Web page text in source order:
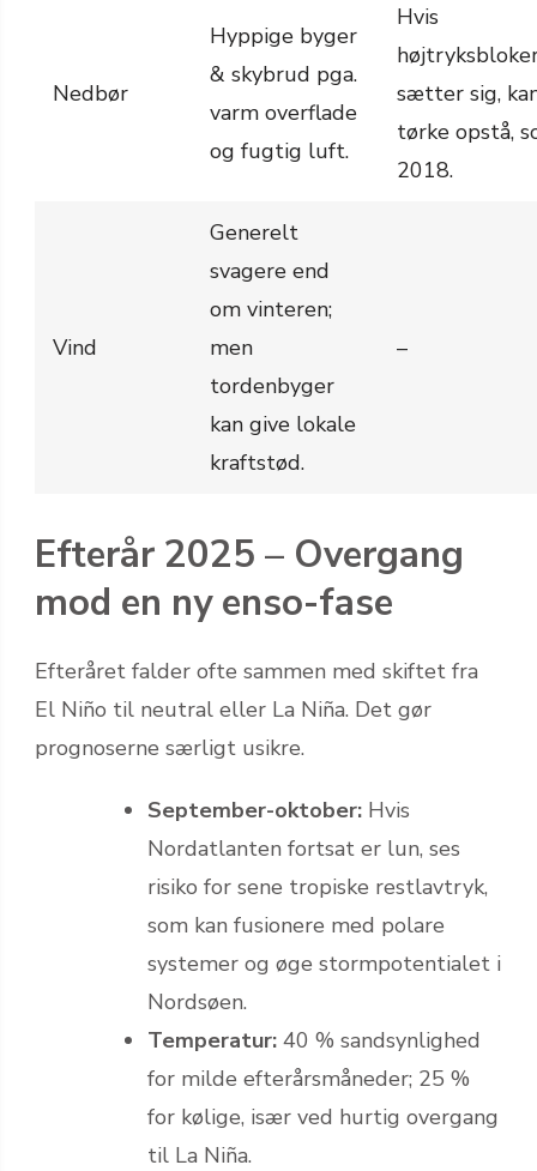
Nedbør
Hyppige byger
& skybrud pga.
varm overflade
og fugtig luft.
Hvis
sætter sig,
tørke opstå,
2018.
Vind
Generelt
svagere end
om vinteren;
men
tordenbyger
kan give lokale
kraftstød.
–
Efterår 2025 – Overgang
mod en ny enso-fase
Efteråret falder ofte sammen med skiftet fra
El Niño til neutral eller La Niña. Det gør
prognoserne særligt usikre.
September-oktober: Hvis
Nordatlanten fortsat er lun, ses
risiko for sene tropiske restlavtryk,
som kan fusionere med polare
systemer og øge stormpotentialet i
Nordsøen.
Temperatur: 40 % sandsynlighed
for milde efterårsmåneder; 25 %
for kølige, især ved hurtig overgang
til La Niña.